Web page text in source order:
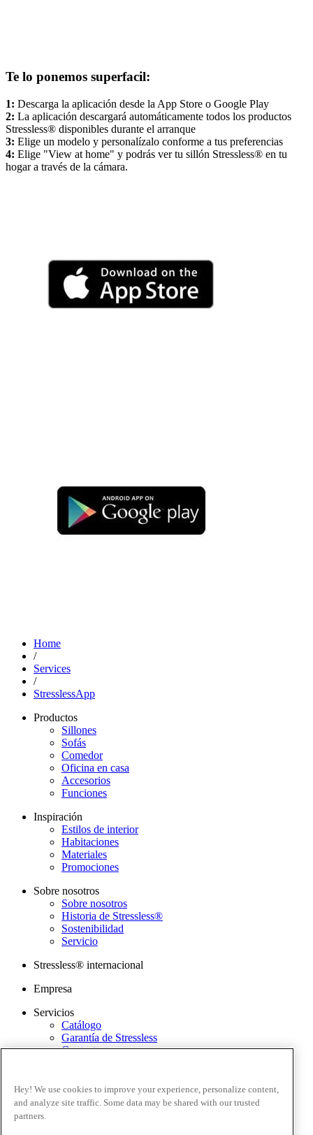
Te lo ponemos superfacil:
1: Descarga la aplicación desde la App Store o Google Play
2: La aplicación descargará automáticamente todos los productos
Stressless® disponibles durante el arranque
3: Elige un modelo y personalízalo conforme a tus preferencias
4: Elige "View at home" y podrás ver tu sillón Stressless® en tu
hogar a través de la cámara.
Home
/
Services
/
StresslessApp
Productos
Sillones
Sofás
Comedor
Oficina en casa
Accesorios
Funciones
Inspiración
Estilos de interior
Habitaciones
Materiales
Promociones
Sobre nosotros
Sobre nosotros
Historia de Stressless®
Sostenibilidad
Servicio
Stressless® internacional
Empresa
Servicios
Catálogo
Garantía de Stressless
Contacto
Términos y condiciones
Política de privacidad
Términos y condiciones de uso de la página web
Hey! We use cookies to improve your experience, personalize content,
and analyze site traffic. Some data may be shared with our trusted
partners.